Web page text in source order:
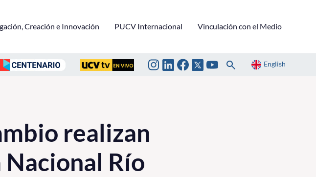
Creación e Innovación PUCV Internacional Vinculación con el Medio
English
realizan
Nacional Río